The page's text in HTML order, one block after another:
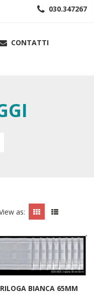
030.347267
CONTATTI
as:
RILOGA BIANCA 65MM